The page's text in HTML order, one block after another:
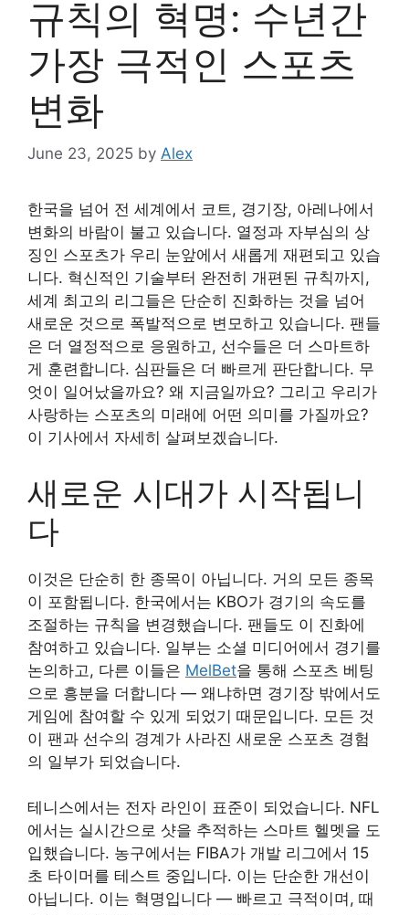
규칙의 혁명: 수년간
가장 극적인 스포츠
변화
June 23, 2025 by Alex
한국을 넘어 전 세계에서 코트, 경기장, 아레나에서
변화의 바람이 불고 있습니다. 열정과 자부심의 상
징인 스포츠가 우리 눈앞에서 새롭게 재편되고 있습
니다. 혁신적인 기술부터 완전히 개편된 규칙까지,
세계 최고의 리그들은 단순히 진화하는 것을 넘어
새로운 것으로 폭발적으로 변모하고 있습니다. 팬들
은 더 열정적으로 응원하고, 선수들은 더 스마트하
게 훈련합니다. 심판들은 더 빠르게 판단합니다. 무
엇이 일어났을까요? 왜 지금일까요? 그리고 우리가
사랑하는 스포츠의 미래에 어떤 의미를 가질까요?
이 기사에서 자세히 살펴보겠습니다.
새로운 시대가 시작됩니
다
이것은 단순히 한 종목이 아닙니다. 거의 모든 종목
이 포함됩니다. 한국에서는 KBO가 경기의 속도를
조절하는 규칙을 변경했습니다. 팬들도 이 진화에
참여하고 있습니다. 일부는 소셜 미디어에서 경기를
논의하고, 다른 이들은 MelBet을 통해 스포츠 베팅
으로 흥분을 더합니다 — 왜냐하면 경기장 밖에서도
게임에 참여할 수 있게 되었기 때문입니다. 모든 것
이 팬과 선수의 경계가 사라진 새로운 스포츠 경험
의 일부가 되었습니다.
테니스에서는 전자 라인이 표준이 되었습니다. NFL
에서는 실시간으로 샷을 추적하는 스마트 헬멧을 도
입했습니다. 농구에서는 FIBA가 개발 리그에서 15
초 타이머를 테스트 중입니다. 이는 단순한 개선이
아닙니다. 이는 혁명입니다 — 빠르고 극적이며, 때